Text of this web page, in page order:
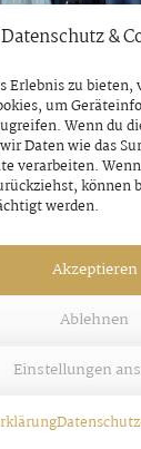
Datenschutz &
Erlebnis zu bieten,
um
Wenn du
Daten wie das
verarbeiten.
können
werden.
Akzeptieren
Ablehnen
Einstellungen
nach
2026